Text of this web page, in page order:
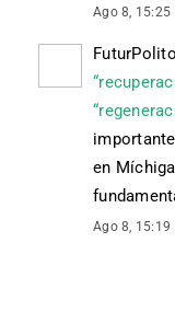
Ago 8, 15:25
en
Ago 8, 15:19